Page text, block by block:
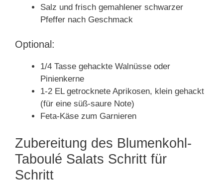
Salz und frisch gemahlener schwarzer
Pfeffer nach Geschmack
Optional:
1/4 Tasse gehackte Walnüsse oder
Pinienkerne
1-2 EL getrocknete Aprikosen, klein gehackt
(für eine süß-saure Note)
Feta-Käse zum Garnieren
Zubereitung des Blumenkohl-
Taboulé Salats Schritt für
Schritt